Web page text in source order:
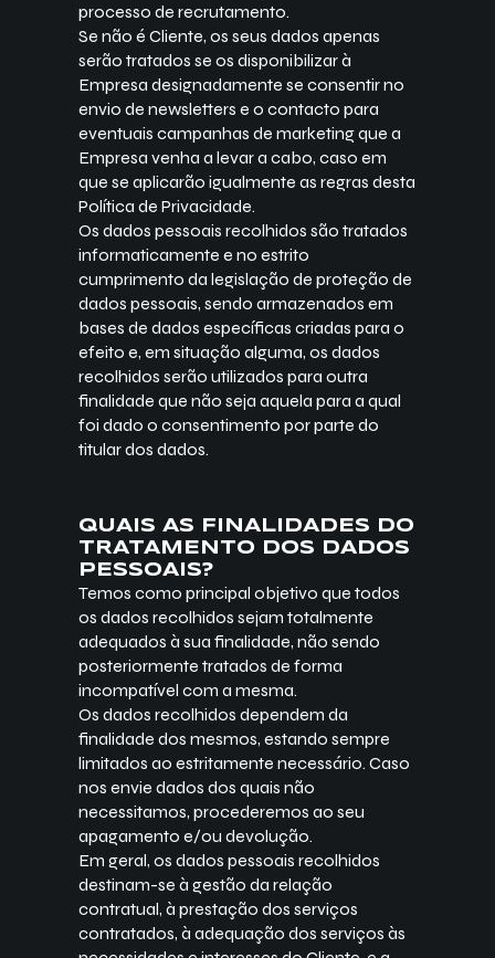
processo de recrutamento.
Se não é Cliente, os seus dados apenas
serão tratados se os disponibilizar à
Empresa designadamente se consentir no
envio de newsletters e o contacto para
eventuais campanhas de marketing que a
Empresa venha a levar a cabo, caso em
que se aplicarão igualmente as regras desta
Política de Privacidade.
Os dados pessoais recolhidos são tratados
informaticamente e no estrito
cumprimento da legislação de proteção de
dados pessoais, sendo armazenados em
bases de dados específicas criadas para o
efeito e, em situação alguma, os dados
recolhidos serão utilizados para outra
finalidade que não seja aquela para a qual
foi dado o consentimento por parte do
titular dos dados.
QUAIS AS FINALIDADES DO
TRATAMENTO DOS DADOS
PESSOAIS?
Temos como principal objetivo que todos
os dados recolhidos sejam totalmente
adequados à sua finalidade, não sendo
posteriormente tratados de forma
incompatível com a mesma.
Os dados recolhidos dependem da
finalidade dos mesmos, estando sempre
limitados ao estritamente necessário. Caso
nos envie dados dos quais não
necessitamos, procederemos ao seu
apagamento e/ou devolução.
Em geral, os dados pessoais recolhidos
destinam-se à gestão da relação
contratual, à prestação dos serviços
contratados, à adequação dos serviços às